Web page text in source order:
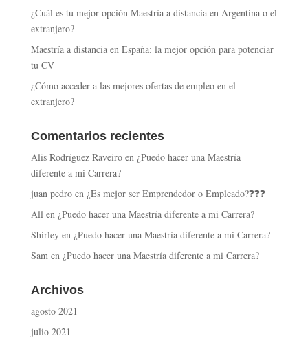
¿Cuál es tu mejor opción Maestría a distancia en Argentina o el
extranjero?
Maestría a distancia en España: la mejor opción para potenciar
tu CV
¿Cómo acceder a las mejores ofertas de empleo en el
extranjero?
Comentarios recientes
Alis Rodríguez Raveiroen ¿Puedo hacer una Maestría
diferente a mi Carrera?
juan pedroen ¿Es mejor ser Emprendedor o Empleado?❓❓❓
Allen ¿Puedo hacer una Maestría diferente a mi Carrera?
Shirleyen ¿Puedo hacer una Maestría diferente a mi Carrera?
Samen ¿Puedo hacer una Maestría diferente a mi Carrera?
Archivos
agosto 2021
julio 2021